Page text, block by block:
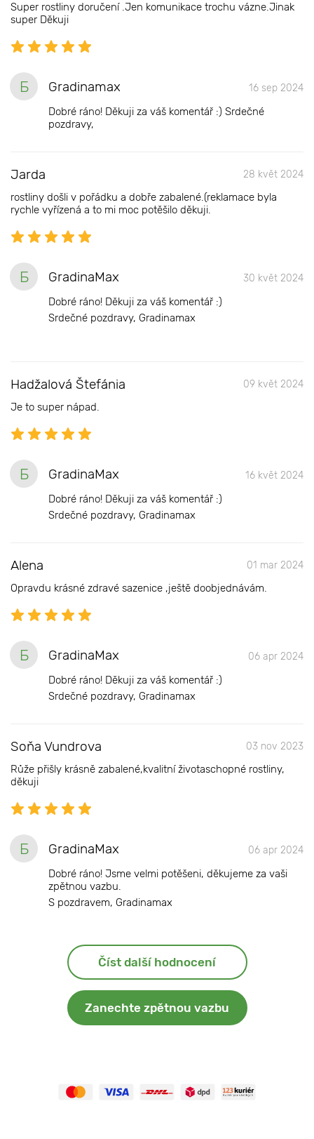
Super rostliny doručení .Jen komunikace trochu vázne.Jinak
super Děkuji
Б Gradinamax 16 sep 2024
Dobré ráno! Děkuji za váš komentář :) Srdečné
pozdravy,
Jarda 28 květ 2024
rostliny došli v pořádku a dobře zabalené.(reklamace byla
rychle vyřízená a to mi moc potěšilo děkuji.
Б GradinaMax 30 květ 2024
Dobré ráno! Děkuji za váš komentář :)
Srdečné pozdravy, Gradinamax
Hadžalová Štefánia 09 květ 2024
Je to super nápad.
Б GradinaMax 16 květ 2024
Dobré ráno! Děkuji za váš komentář :)
Srdečné pozdravy, Gradinamax
Alena 01 mar 2024
Opravdu krásné zdravé sazenice ,ještě doobjednávám.
Б GradinaMax 06 apr 2024
Dobré ráno! Děkuji za váš komentář :)
Srdečné pozdravy, Gradinamax
Soňa Vundrova 03 nov 2023
Růže přišly krásně zabalené,kvalitní životaschopné rostliny,
děkuji
Б GradinaMax 06 apr 2024
Dobré ráno! Jsme velmi potěšeni, děkujeme za vaši
zpětnou vazbu.
S pozdravem, Gradinamax
Číst další hodnocení
Zanechte zpětnou vazbu